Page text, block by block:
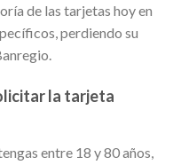
de las tarjetas hoy en
perdiendo su
la tarjeta
entre 18 y 80 años,